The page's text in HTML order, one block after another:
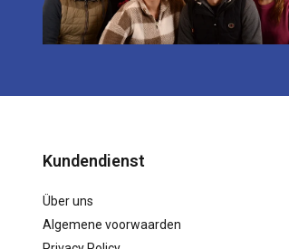
Kundendienst
Über uns
Algemene voorwaarden